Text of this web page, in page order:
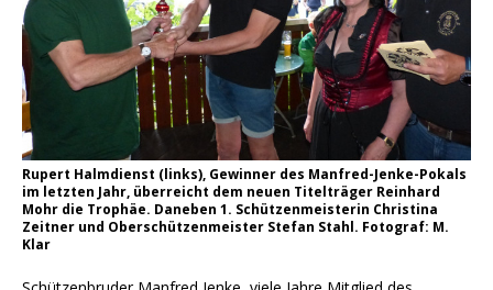
Rupert Halmdienst (links), Gewinner des Manfred-Jenke-Pokals
im letzten Jahr, überreicht dem neuen Titelträger Reinhard
Mohr die Trophäe. Daneben 1. Schützenmeisterin Christina
Zeitner und Oberschützenmeister Stefan Stahl. Fotograf: M.
Klar